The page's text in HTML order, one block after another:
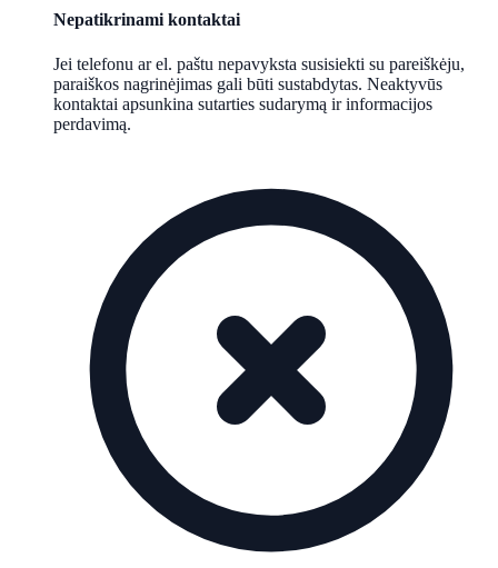
Nepatikrinami kontaktai
Jei telefonu ar el. paštu nepavyksta susisiekti su pareiškėju,
paraiškos nagrinėjimas gali būti sustabdytas. Neaktyvūs
kontaktai apsunkina sutarties sudarymą ir informacijos
perdavimą.